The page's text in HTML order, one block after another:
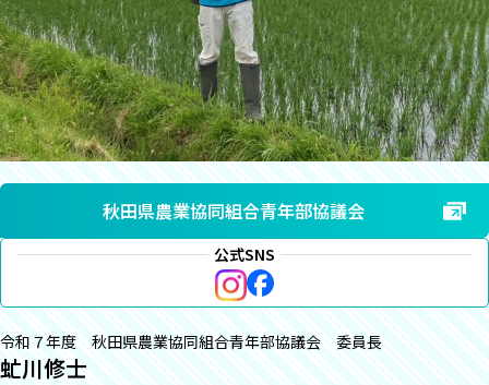
秋田県農業協同組合青年部協議会
公式SNS
令和７年度 秋田県農業協同組合青年部協議会 委員長
虻川修士